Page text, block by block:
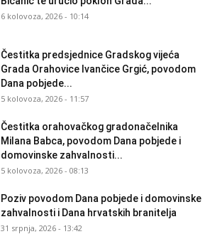
6 kolovoza, 2026 - 10:14
Čestitka predsjednice Gradskog vijeća
Grada Orahovice Ivančice Grgić, povodom
Dana pobjede...
5 kolovoza, 2026 - 11:57
Čestitka orahovačkog gradonačelnika
Milana Babca, povodom Dana pobjede i
domovinske zahvalnosti...
5 kolovoza, 2026 - 08:13
Poziv povodom Dana pobjede i domovinske
zahvalnosti i Dana hrvatskih branitelja
31 srpnja, 2026 - 13:42